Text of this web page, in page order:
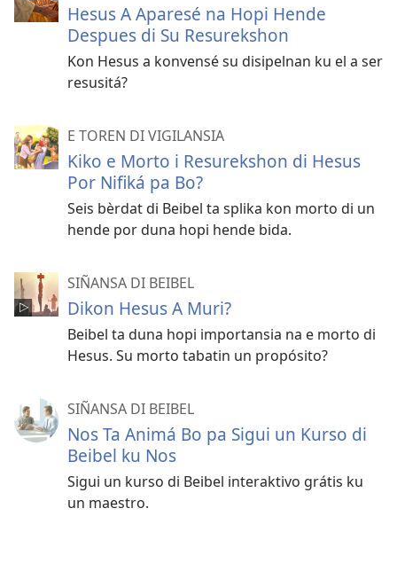
Hesus A Aparesé na Hopi Hende
Despues di Su Resurekshon
Kon Hesus a konvensé su disipelnan ku el a ser
resusitá?
E TOREN DI VIGILANSIA
Kiko e Morto i Resurekshon di Hesus
Por Nifiká pa Bo?
Seis bèrdat di Beibel ta splika kon morto di un
hende por duna hopi hende bida.
SIÑANSA DI BEIBEL
Dikon Hesus A Muri?
Beibel ta duna hopi importansia na e morto di
Hesus. Su morto tabatin un propósito?
SIÑANSA DI BEIBEL
Nos Ta Animá Bo pa Sigui un Kurso di
Beibel ku Nos
Sigui un kurso di Beibel interaktivo grátis ku
un maestro.